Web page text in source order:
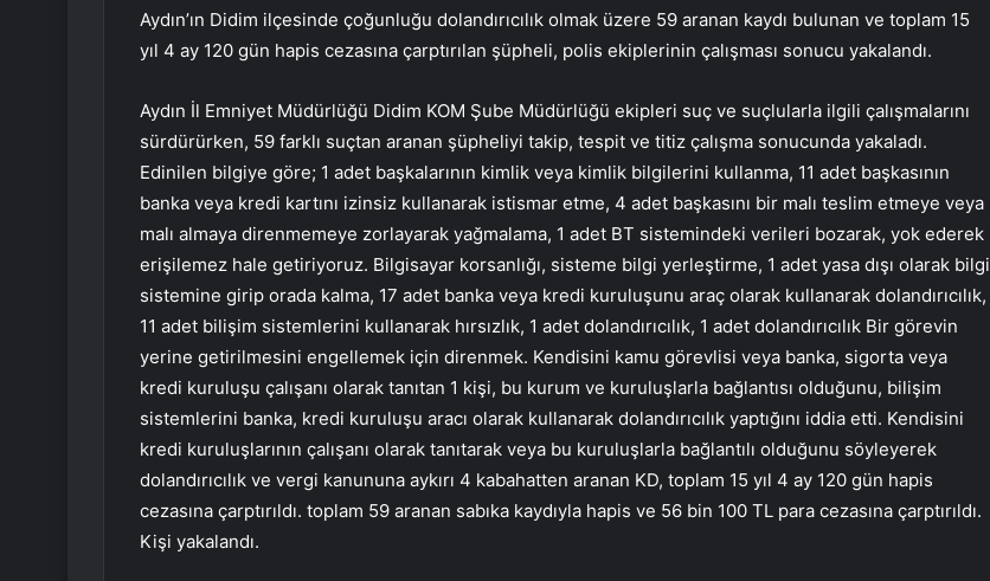
Aydın’ın Didim ilçesinde çoğunluğu dolandırıcılık olmak üzere 59 aranan kaydı bulunan ve toplam 15
yıl 4 ay 120 gün hapis cezasına çarptırılan şüpheli, polis ekiplerinin çalışması sonucu yakalandı.
Aydın İl Emniyet Müdürlüğü Didim KOM Şube Müdürlüğü ekipleri suç ve suçlularla ilgili çalışmalarını
sürdürürken, 59 farklı suçtan aranan şüpheliyi takip, tespit ve titiz çalışma sonucunda yakaladı.
Edinilen bilgiye göre; 1 adet başkalarının kimlik veya kimlik bilgilerini kullanma, 11 adet başkasının
banka veya kredi kartını izinsiz kullanarak istismar etme, 4 adet başkasını bir malı teslim etmeye veya
malı almaya direnmemeye zorlayarak yağmalama, 1 adet BT sistemindeki verileri bozarak, yok ederek
erişilemez hale getiriyoruz. Bilgisayar korsanlığı, sisteme bilgi yerleştirme, 1 adet yasa dışı olarak bilgi
sistemine girip orada kalma, 17 adet banka veya kredi kuruluşunu araç olarak kullanarak dolandırıcılık,
11 adet bilişim sistemlerini kullanarak hırsızlık, 1 adet dolandırıcılık, 1 adet dolandırıcılık Bir görevin
yerine getirilmesini engellemek için direnmek. Kendisini kamu görevlisi veya banka, sigorta veya
kredi kuruluşu çalışanı olarak tanıtan 1 kişi, bu kurum ve kuruluşlarla bağlantısı olduğunu, bilişim
sistemlerini banka, kredi kuruluşu aracı olarak kullanarak dolandırıcılık yaptığını iddia etti. Kendisini
kredi kuruluşlarının çalışanı olarak tanıtarak veya bu kuruluşlarla bağlantılı olduğunu söyleyerek
dolandırıcılık ve vergi kanununa aykırı 4 kabahatten aranan KD, toplam 15 yıl 4 ay 120 gün hapis
cezasına çarptırıldı. toplam 59 aranan sabıka kaydıyla hapis ve 56 bin 100 TL para cezasına çarptırıldı.
Kişi yakalandı.